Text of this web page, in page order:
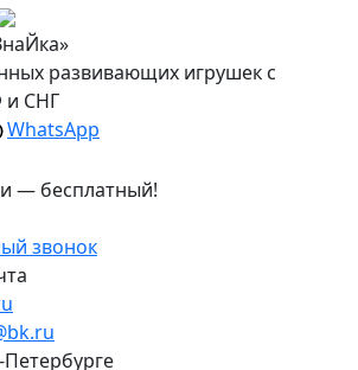
развивающих игрушек с
и СНГ
WhatsApp
— бесплатный!
звонок